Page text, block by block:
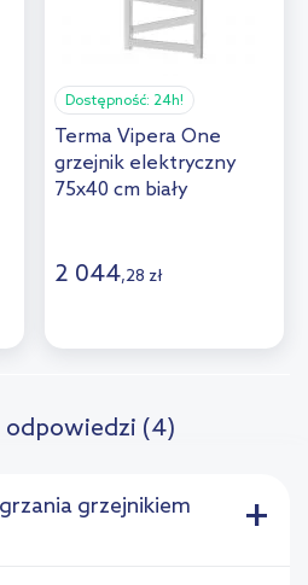
Dostępność: 24h!
Terma Vipera One
grzejnik elektryczny
75x40 cm biały
2 044,28 zł
odpowiedzi (4)
grzejnikiem
+